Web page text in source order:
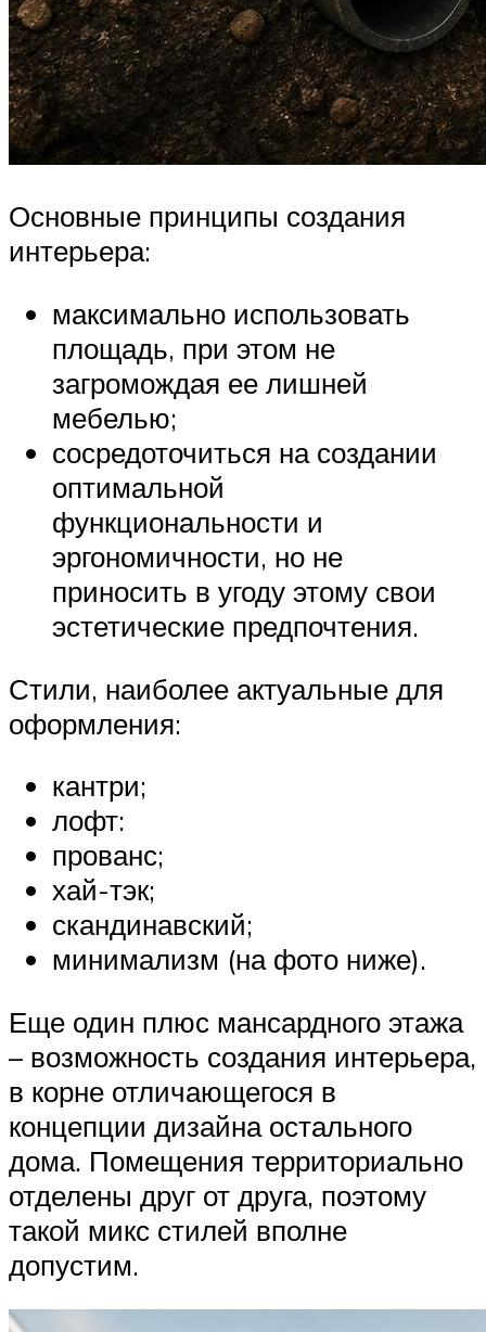
Основные принципы создания
интерьера:
максимально использовать
площадь, при этом не
загромождая ее лишней
мебелью;
сосредоточиться на создании
оптимальной
функциональности и
эргономичности, но не
приносить в угоду этому свои
эстетические предпочтения.
Стили, наиболее актуальные для
оформления:
кантри;
лофт:
прованс;
хай-тэк;
скандинавский;
минимализм (на фото ниже).
Еще один плюс мансардного этажа
– возможность создания интерьера,
в корне отличающегося в
концепции дизайна остального
дома. Помещения территориально
отделены друг от друга, поэтому
такой микс стилей вполне
допустим.